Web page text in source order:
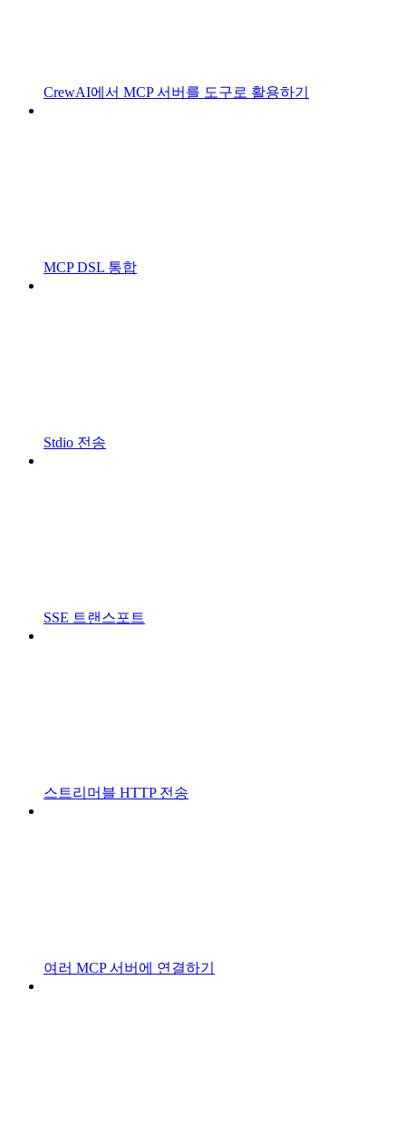
CrewAI에서 MCP 서버를 도구로 활용하기
MCP DSL 통합
Stdio 전송
SSE 트랜스포트
스트리머블 HTTP 전송
여러 MCP 서버에 연결하기